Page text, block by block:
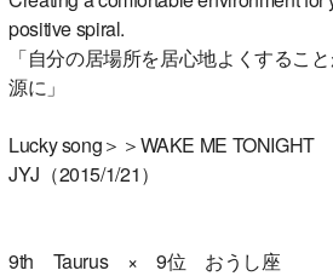
positive spiral.
「自分の居場所を居心地よくするこ
源に」
Lucky song＞＞WAKE ME TONIGHT
JYJ（2015/1/21）
9th Taurus × 9位 おうし座